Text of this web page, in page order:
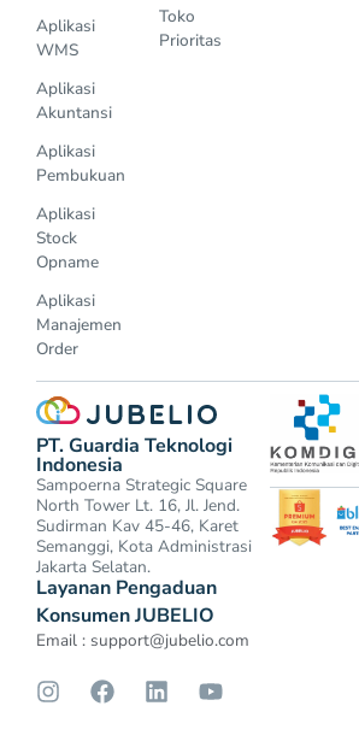
Aplikasi
WMS
Aplikasi
Akuntansi
Aplikasi
Pembukuan
Aplikasi
Stock
Opname
Aplikasi
Manajemen
Order
Toko
Prioritas
PT. Guardia Teknologi
Indonesia
Sampoerna Strategic Square
North Tower Lt. 16, Jl. Jend.
Sudirman Kav 45-46, Karet
Semanggi, Kota Administrasi
Jakarta Selatan.
Layanan Pengaduan
Konsumen JUBELIO
Email : support@jubelio.com